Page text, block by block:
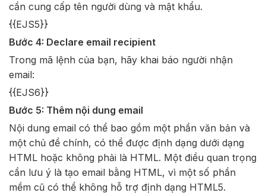
cần cung cấp tên người dùng và mật khẩu.
{{EJS5}}
Bước 4: Declare email recipient
Trong mã lệnh của bạn, hãy khai báo người nhận
email:
{{EJS6}}
Bước 5: Thêm nội dung email
Nội dung email có thể bao gồm một phần văn bản và
một chủ đề chính, có thể được định dạng dưới dạng
HTML hoặc không phải là HTML. Một điều quan trọng
cần lưu ý là tạo email bằng HTML, vì một số phần
mềm cũ có thể không hỗ trợ định dạng HTML5.